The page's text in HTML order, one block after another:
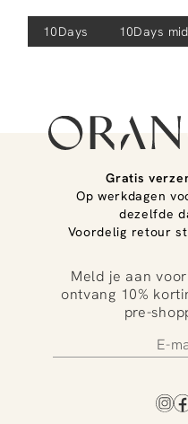
10Days 10Days
Gratis
Op werkdagen
dezelfde
Voordelig retour
Meld je aan
ontvang 10%
pre-